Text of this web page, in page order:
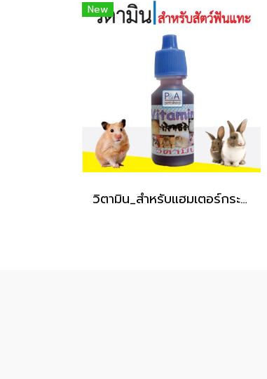
New
วิตามิน_สำหรับแฮมเตอร์กระต่าย [S]